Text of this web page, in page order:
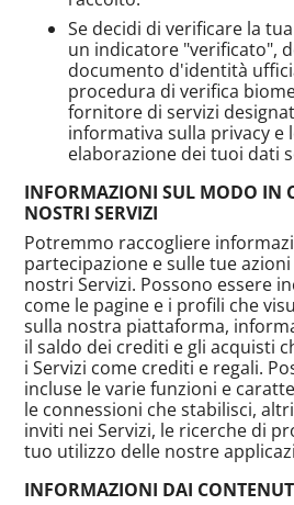
Se decidi di verificare la
un indicatore "verificato",
documento d'identità
procedura di verifica
fornitore di servizi
informativa sulla privacy e
elaborazione dei tuoi dati
INFORMAZIONI SUL MODO IN
NOSTRI SERVIZI
Potremmo raccogliere
partecipazione e sulle tue
nostri Servizi. Possono essere
come le pagine e i profili che
sulla nostra piattaforma,
il saldo dei crediti e gli acquisti
i Servizi come crediti e regali.
incluse le varie funzioni e
le connessioni che stabilisci,
inviti nei Servizi, le ricerche di
tuo utilizzo delle nostre
INFORMAZIONI DAI